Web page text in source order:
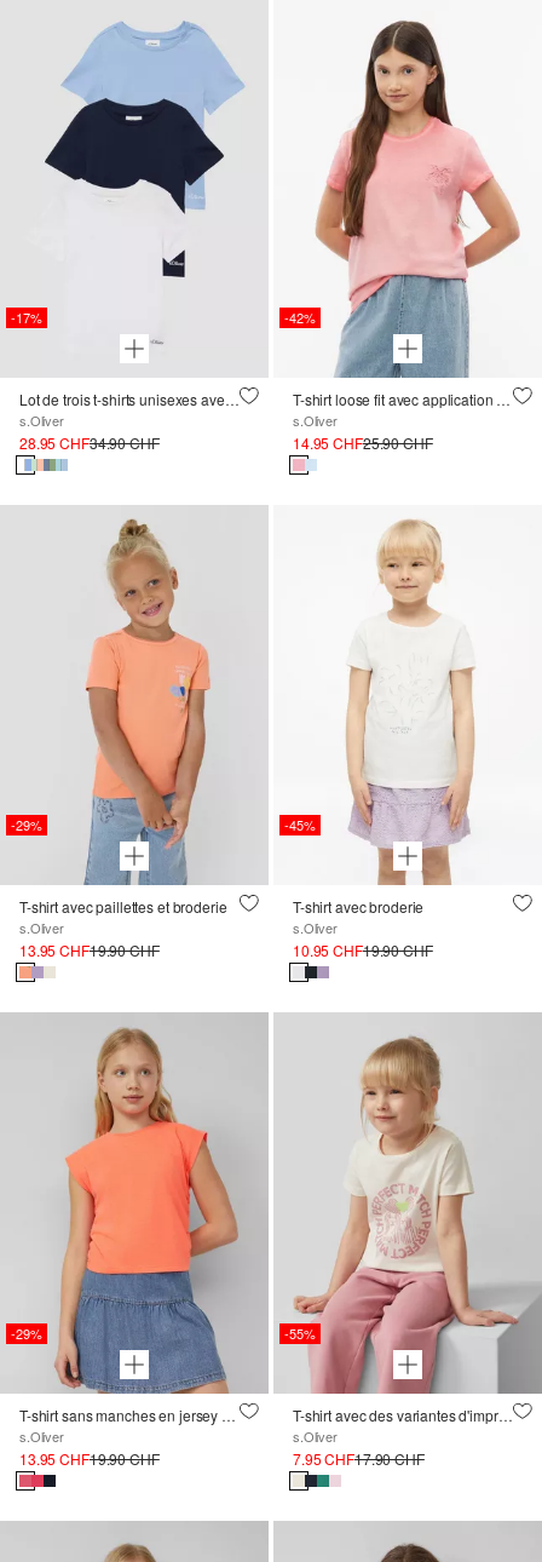
-17%
Lot de trois t-shirts unisexes avec logo imprimé
s.Oliver
28.95 CHF34.90 CHF
-42%
T-shirt loose fit avec application et effet délavé
s.Oliver
14.95 CHF25.90 CHF
-29%
T-shirt avec paillettes et broderie
s.Oliver
13.95 CHF19.90 CHF
-45%
T-shirt avec broderie
s.Oliver
10.95 CHF19.90 CHF
-29%
T-shirt sans manches en jersey avec fronces sur les côtés
s.Oliver
13.95 CHF19.90 CHF
-55%
T-shirt avec des variantes d'imprimés scintillants
s.Oliver
7.95 CHF17.90 CHF